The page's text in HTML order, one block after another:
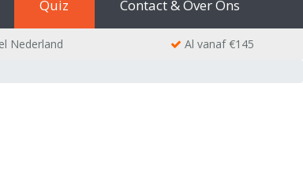
Quiz Contact & Over Ons
Nederland Al vanaf €145